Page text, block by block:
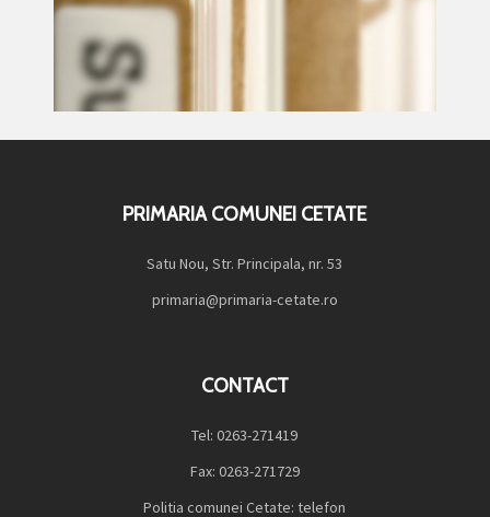
PRIMARIA COMUNEI CETATE
Satu Nou, Str. Principala, nr. 53
primaria@primaria-cetate.ro
CONTACT
Tel: 0263-271419
Fax: 0263-271729
Politia comunei Cetate: telefon